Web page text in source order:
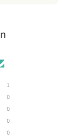
1
0
0
0
0